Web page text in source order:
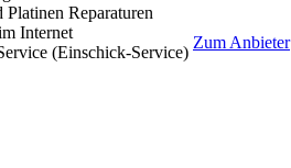
Platinen Reparaturen
Internet
(Einschick-Service)
Zum Anbieter